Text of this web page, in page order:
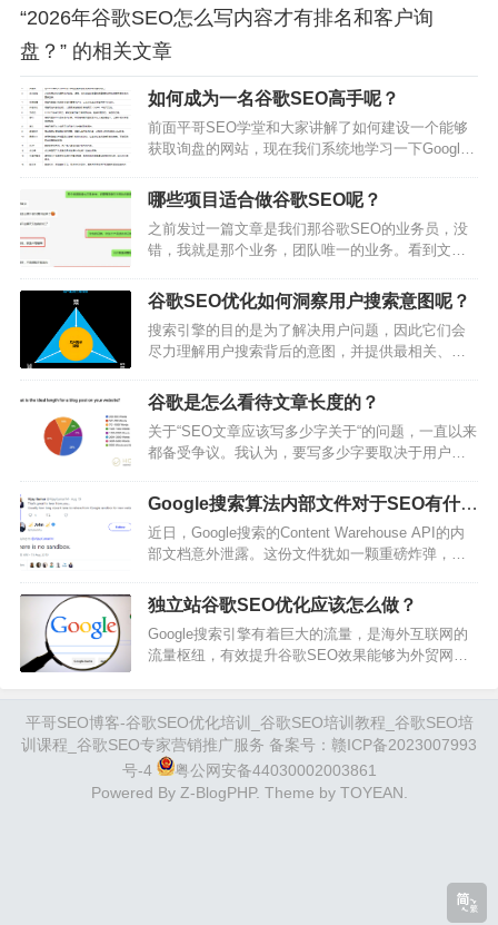
“2026年谷歌SEO怎么写内容才有排名和客户询
盘？” 的相关文章
如何成为一名谷歌SEO高手呢？
前面平哥SEO学堂和大家讲解了如何建设一个能够
获取询盘的网站，现在我们系统地学习一下Google
出能获得询盘的好首页》等系列文章。学习搜索引
擎优化（SEO）并没有一个固定的模式，你向每个
SEO的从业者询问是如何学习的，恐怕得到的都是
不同的方法。但这不意味着你就没有头绪开始了，
下面我们总结一些方法和踩坑经验，快速走完从初
学者到资深玩家的路线，当然需要你…
哪些项目适合做谷歌SEO呢？
之前发过一篇文章是我们那谷歌SEO的业务员，没
错，我就是那个业务，团队唯一的业务。看到文章
要有我这样的业务在，公司就别想做大。不管是建
议开掉我的还是支持我的，我在这里都要表达感
谢，相信你们都是为了平哥SEO团队有更好的未
来，在这个浮躁的社会，能够为别人提一句建议，
当得起一句难能可贵！2024年，平哥SEO团队也已
经走过了11个年头，这期间有被好几个客户争…
谷歌SEO优化如何洞察用户搜索意图呢？
搜索引擎的目的是为了解决用户问题，因此它们会
尽力理解用户搜索背后的意图，并提供最相关、最
营者也需要了解搜索意图，并优化网站内容来满足
用户需求。什么是搜索意图？搜索意图Search
Intent，也称为用户意图、受众意图或查询意图，是
指用户在搜索引擎中输入特定术语的背后的目的或
原因。换句话说，它代表了用户使用像谷歌或必应
这样的搜索引擎时希望实现的目标或所寻…
谷歌是怎么看待文章长度的？
关于“SEO文章应该写多少字关于“的问题，一直以来
都备受争议。我认为，要写多少字要取决于用户搜
长，我主要考虑的两个因素是：主题的深度和广度
用户的实际意图和需求比如说，一篇关于如何自拍
的文章，与一篇深入探讨数码相机发明史的文章，
它们的长度肯定是不同的。为什么呢？首先，不同
的主题内容需要的信息量和阐述深度都是不同的。
尽管自拍技巧可能看似简单，但真要详细解释…
Google搜索算法内部文件对于SEO有什么
参考意义？
近日，Google搜索的Content Warehouse API的内
部文档意外泄露。这份文件犹如一颗重磅炸弹，在
索内容存储的当前活动架构，详细描述了数千个特
征和模块，以及内容、链接和用户交互数据的存储
方式，为我们理解Google搜索算法的内部运作机制
提供了前所未有的机会。在数以万计的参数中，以
独立站谷歌SEO优化应该怎么做？
Google搜索引擎有着巨大的流量，是海外互联网的
流量枢纽，有效提升谷歌SEO效果能够为外贸网站
名的过程。谷歌SEO排名越靠前，网站的排名就越
高，这意味着更多的询盘。今天就和大家从五个方
面深度解析独立站谷歌SEO优化：选择一个好的域
名域名是网站的基石，其在SEO中的价值不容忽
视。一个好的域名（比如谷歌SEO…
平哥SEO博客-谷歌SEO优化培训_谷歌SEO培训教程_谷歌SEO培
训课程_谷歌SEO专家营销推广服务 备案号： 赣ICP备2023007993
号-4
粤公网安备44030002003861
Powered By Z-BlogPHP. Theme by TOYEAN